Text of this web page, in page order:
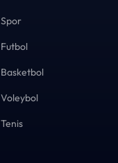
Spor
Futbol
Basketbol
Voleybol
Tenis